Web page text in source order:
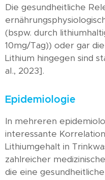
Die gesundheitliche
(bspw. durch
10mg/Tag)) oder gar
Lithium hingegen sind
al., 2023].
Epidemiologie
In mehreren
interessante
Lithiumgehalt in
zahlreicher
die eine